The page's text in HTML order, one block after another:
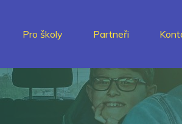
Pro školy Partneři